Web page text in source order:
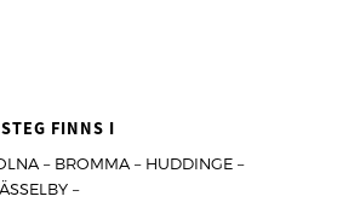
FINNS I
– BROMMA – HUDDINGE –
–